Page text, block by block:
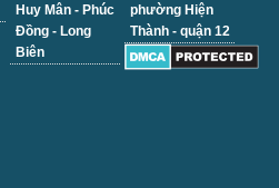
Huy Mân - Phúc
Đồng - Long
Biên
phường Hiện
Thành - quận 12